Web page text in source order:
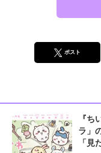
ポスト
『ち
ラ」
「見